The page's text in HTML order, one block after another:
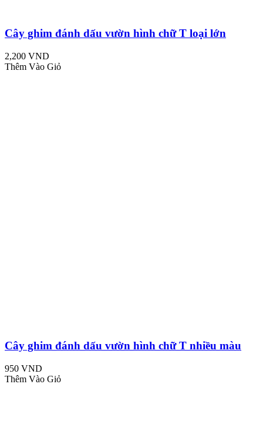
Cây ghim đánh dấu vườn hình chữ T loại lớn
2,200 VND
Thêm Vào Giỏ
Cây ghim đánh dấu vườn hình chữ T nhiều màu
950 VND
Thêm Vào Giỏ